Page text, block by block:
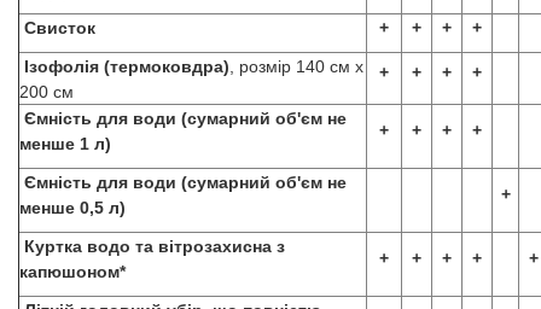
Свисток + + +
+
Ізофолія (термоковдра) , розмір 140 см х
200 см
+ + + +
Ємність для води (сумарний об'єм не
менше 1 л)
+ + + +
Ємність для води (сумарний об'єм не
менше 0,5 л)
+
Куртка водо та вітрозахисна з
капюшоном*
+ + + + +